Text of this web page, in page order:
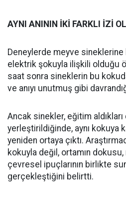
AYNI ANININ İKİ FARKLI İZİ
Deneylerde meyve
elektrik şokuyla ilişkili olduğu
saat sonra sineklerin bu
ve anıyı unutmuş gibi
Ancak sinekler, eğitim
yerleştirildiğinde, aynı kokuya
yeniden ortaya çıktı.
kokuyla değil, ortamın dokusu,
çevresel ipuçlarının birlikte
gerçekleştiğini belirtti.